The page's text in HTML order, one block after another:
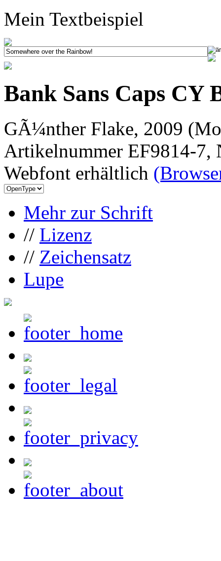
Mein Textbeispiel
Bank Sans Caps CY
GÃ¼nther Flake, 2009
Artikelnummer EF9814-7,
Webfont erhältlich
Mehr zur Schrift
// Lizenz
// Zeichensatz
Lupe